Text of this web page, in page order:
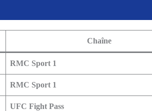
Chaîne
RMC Sport 1
RMC Sport 1
UFC Fight Pass